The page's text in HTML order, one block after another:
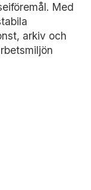
Med
arkiv och